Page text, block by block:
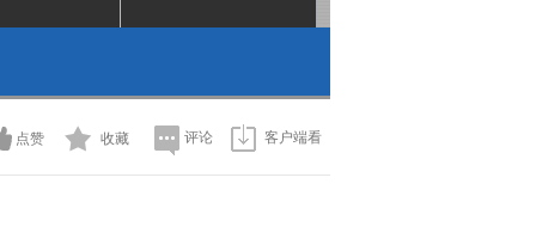
2015-09-17 11:06:15
点赞 收藏 评论 客户端看